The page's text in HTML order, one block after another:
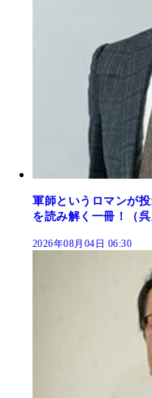
軍師というロマンが
を読み解く一冊！（
2026年08月04日 06:30